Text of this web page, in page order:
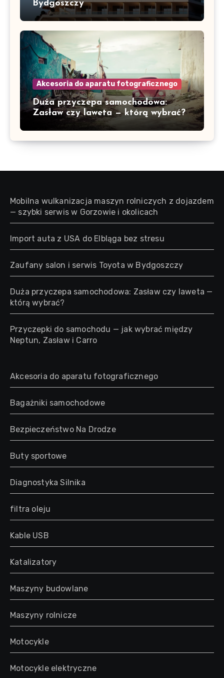
Bydgoszczy
Akcesoria do aparatu fotograficznego
Duża przyczepa samochodowa:
Zasław czy laweta — którą wybrać?
Mobilna wulkanizacja maszyn rolniczych z dojazdem
— szybki serwis w Gorzowie i okolicach
Import auta z USA do Elbląga bez stresu
Zaufany salon i serwis Toyota w Bydgoszczy
Duża przyczepa samochodowa: Zasław czy laweta —
którą wybrać?
Przyczepki do samochodu — jak wybrać między
Neptun, Zasław i Carro
Akcesoria do aparatu fotograficznego
Bagażniki samochodowe
Bezpieczeństwo Na Drodze
Buty sportowe
Diagnostyka Silnika
filtra oleju
Kable USB
Katalizatory
Maszyny budowlane
Maszyny rolnicze
Motocykle
Motocykle elektryczne